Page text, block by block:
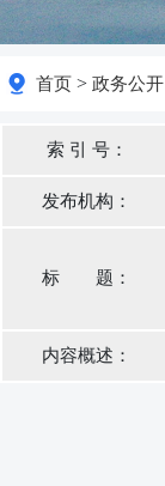
首页 > 政务公开
索 引 号：
发布机构：
标 题：
内容概述：